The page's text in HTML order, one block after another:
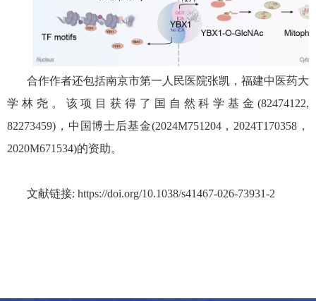
合作作者还包括南京市第一人民医院张凯，福建中医药大
学林尧。该项目获得了国自然科学基金 (82474122,
82273459) ，中国博士后基金(2024M751204， 2024T170358 ，
2020M671534)的资助。
文献链接: https://doi.org/10.1038/s41467-026-73931-2